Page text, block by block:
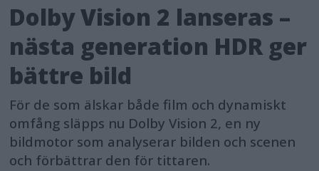
Dolby Vision 2 lanseras –
nästa generation HDR ger
bättre bild
För de som älskar både film och dynamiskt
omfång släpps nu Dolby Vision 2, en ny
bildmotor som analyserar bilden och scenen
och förbättrar den för tittaren.